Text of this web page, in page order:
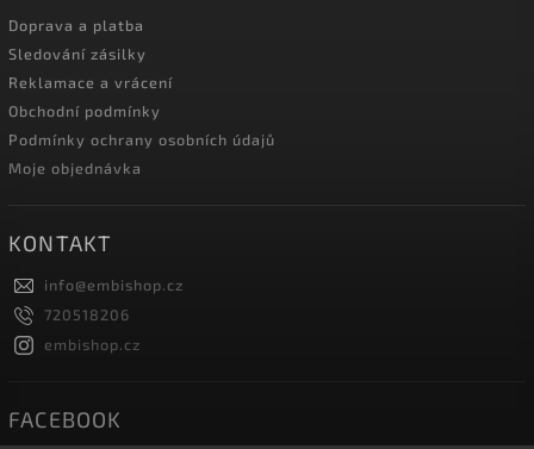
Doprava a platba
Sledování zásilky
Reklamace a vrácení
Obchodní podmínky
Podmínky ochrany osobních údajů
Moje objednávka
KONTAKT
info@embishop.cz
720518206
embishop.cz
FACEBOOK